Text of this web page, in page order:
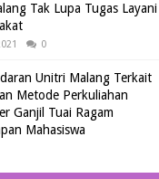
Tak Lupa Tugas Layani
0
Unitri Malang Terkait
Metode Perkuliahan
Ganjil Tuai Ragam
Mahasiswa